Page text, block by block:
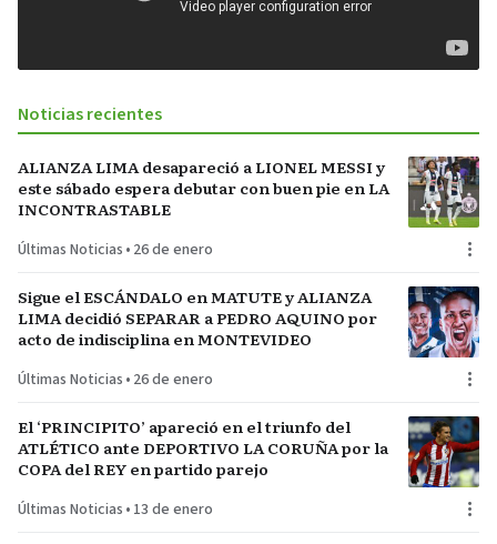
Noticias recientes
ALIANZA LIMA desapareció a LIONEL MESSI y
este sábado espera debutar con buen pie en LA
INCONTRASTABLE
Últimas Noticias • 26 de enero
Sigue el ESCÁNDALO en MATUTE y ALIANZA
LIMA decidió SEPARAR a PEDRO AQUINO por
acto de indisciplina en MONTEVIDEO
Últimas Noticias • 26 de enero
El ‘PRINCIPITO’ apareció en el triunfo del
ATLÉTICO ante DEPORTIVO LA CORUÑA por la
COPA del REY en partido parejo
Últimas Noticias • 13 de enero